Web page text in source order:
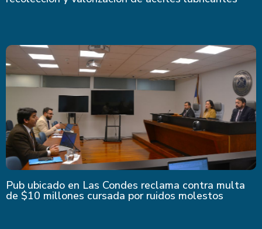
Pub ubicado en Las Condes reclama contra multa
de $10 millones cursada por ruidos molestos